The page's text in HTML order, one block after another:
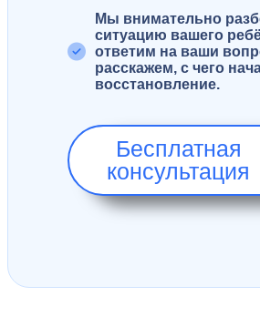
Мы внимательно
ситуацию вашего
ответим на ваши
расскажем, с чего
восстановление.
Бесплатная
консультация